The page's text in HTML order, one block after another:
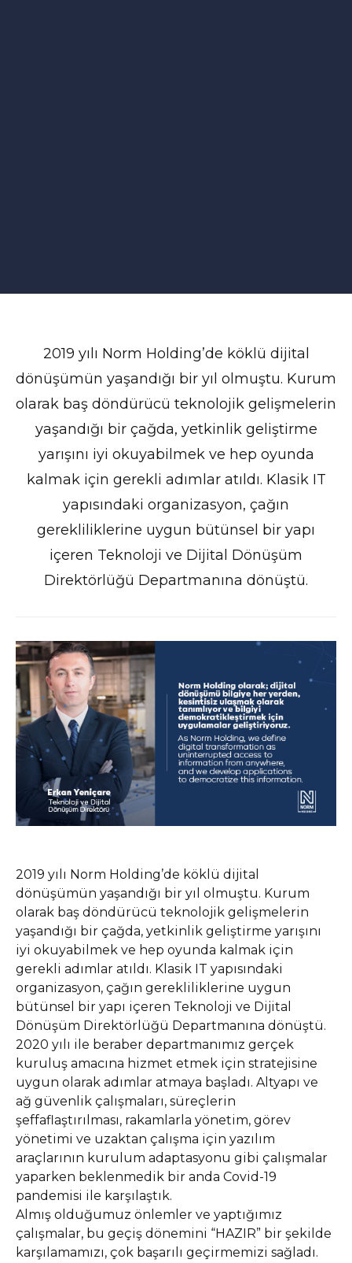
2019 yılı Norm Holding’de köklü dijital
dönüşümün yaşandığı bir yıl olmuştu. Kurum
olarak baş döndürücü teknolojik gelişmelerin
yaşandığı bir çağda, yetkinlik geliştirme
yarışını iyi okuyabilmek ve hep oyunda
kalmak için gerekli adımlar atıldı. Klasik IT
yapısındaki organizasyon, çağın
gerekliliklerine uygun bütünsel bir yapı
içeren Teknoloji ve Dijital Dönüşüm
Direktörlüğü Departmanına dönüştü.
2019 yılı Norm Holding’de köklü dijital
dönüşümün yaşandığı bir yıl olmuştu. Kurum
olarak baş döndürücü teknolojik gelişmelerin
yaşandığı bir çağda, yetkinlik geliştirme yarışını
iyi okuyabilmek ve hep oyunda kalmak için
gerekli adımlar atıldı. Klasik IT yapısındaki
organizasyon, çağın gerekliliklerine uygun
bütünsel bir yapı içeren Teknoloji ve Dijital
Dönüşüm Direktörlüğü Departmanına dönüştü.
2020 yılı ile beraber departmanımız gerçek
kuruluş amacına hizmet etmek için stratejisine
uygun olarak adımlar atmaya başladı. Altyapı ve
ağ güvenlik çalışmaları, süreçlerin
şeffaflaştırılması, rakamlarla yönetim, görev
yönetimi ve uzaktan çalışma için yazılım
araçlarının kurulum adaptasyonu gibi çalışmalar
yaparken beklenmedik bir anda Covid-19
pandemisi ile karşılaştık.
Almış olduğumuz önlemler ve yaptığımız
çalışmalar, bu geçiş dönemini “HAZIR” bir şekilde
karşılamamızı, çok başarılı geçirmemizi sağladı.